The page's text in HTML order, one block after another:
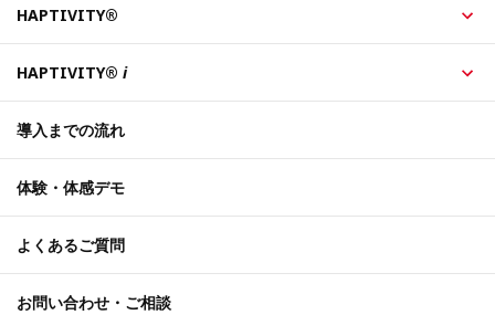
HAPTIVITY®
HAPTIVITY® i
導入までの流れ
体験・体感デモ
よくあるご質問
お問い合わせ・ご相談